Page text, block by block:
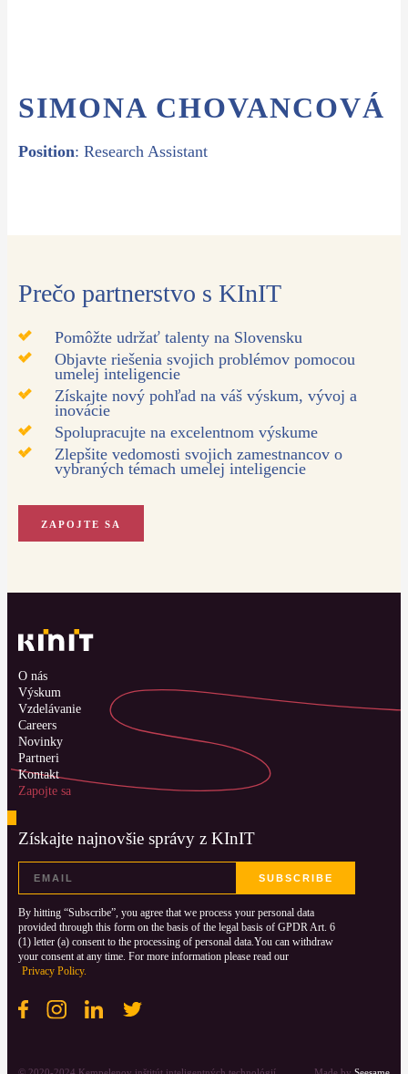
SIMONA CHOVANCOVÁ
Position: Research Assistant
Prečo partnerstvo s KInIT
Pomôžte udržať talenty na Slovensku
Objavte riešenia svojich problémov pomocou
umelej inteligencie
Získajte nový pohľad na váš výskum, vývoj a
inovácie
Spolupracujte na excelentnom výskume
Zlepšite vedomosti svojich zamestnancov o
vybraných témach umelej inteligencie
ZAPOJTE SA
O nás
Výskum
Vzdelávanie
Careers
Novinky
Partneri
Kontakt
Zapojte sa
Získajte najnovšie správy z KInIT
By hitting “Subscribe”, you agree that we process your personal data
provided through this form on the basis of the legal basis of GPDR Art. 6
(1) letter (a) consent to the processing of personal data.You can withdraw
your consent at any time. For more information please read our
Privacy Policy.
FacebookInstagram LinkedINTwitter